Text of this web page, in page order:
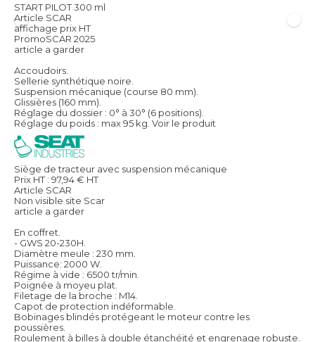
START PILOT 300 ml
Article SCAR
affichage prix HT
PromoSCAR 2025
article a garder
Accoudoirs.
Sellerie synthétique noire.
Suspension mécanique (course 80 mm).
Glissières (160 mm).
Réglage du dossier : 0° à 30° (6 positions).
Réglage du poids : max 95 kg. Voir le produit
Siège de tracteur avec suspension mécanique
Prix HT : 97,94€ HT
Article SCAR
Non visible site Scar
article a garder
En coffret.
- GWS 20-230H.
Diamètre meule : 230 mm.
Puissance: 2000 W.
Régime à vide : 6500 tr/min.
Poignée à moyeu plat.
Filetage de la broche : M14.
Capot de protection indéformable.
Bobinages blindés protégeant le moteur contre les
poussières.
Roulement à billes à double étanchéité et engrenage robuste.